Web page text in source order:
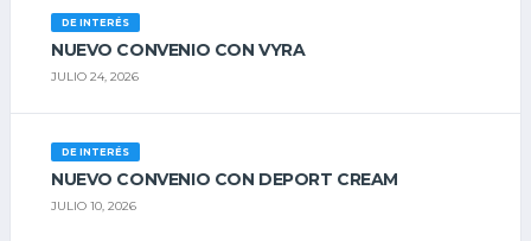
DE INTERÉS
NUEVO CONVENIO CON VYRA
JULIO 24, 2026
DE INTERÉS
NUEVO CONVENIO CON DEPORT CREAM
JULIO 10, 2026